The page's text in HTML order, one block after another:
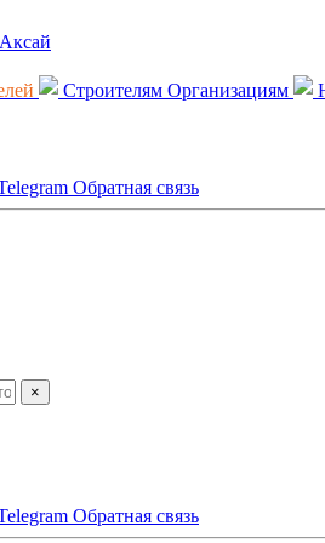
Аксай
Строителям Организациям
Обратная связь
×
Обратная связь